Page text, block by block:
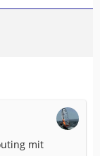
mit